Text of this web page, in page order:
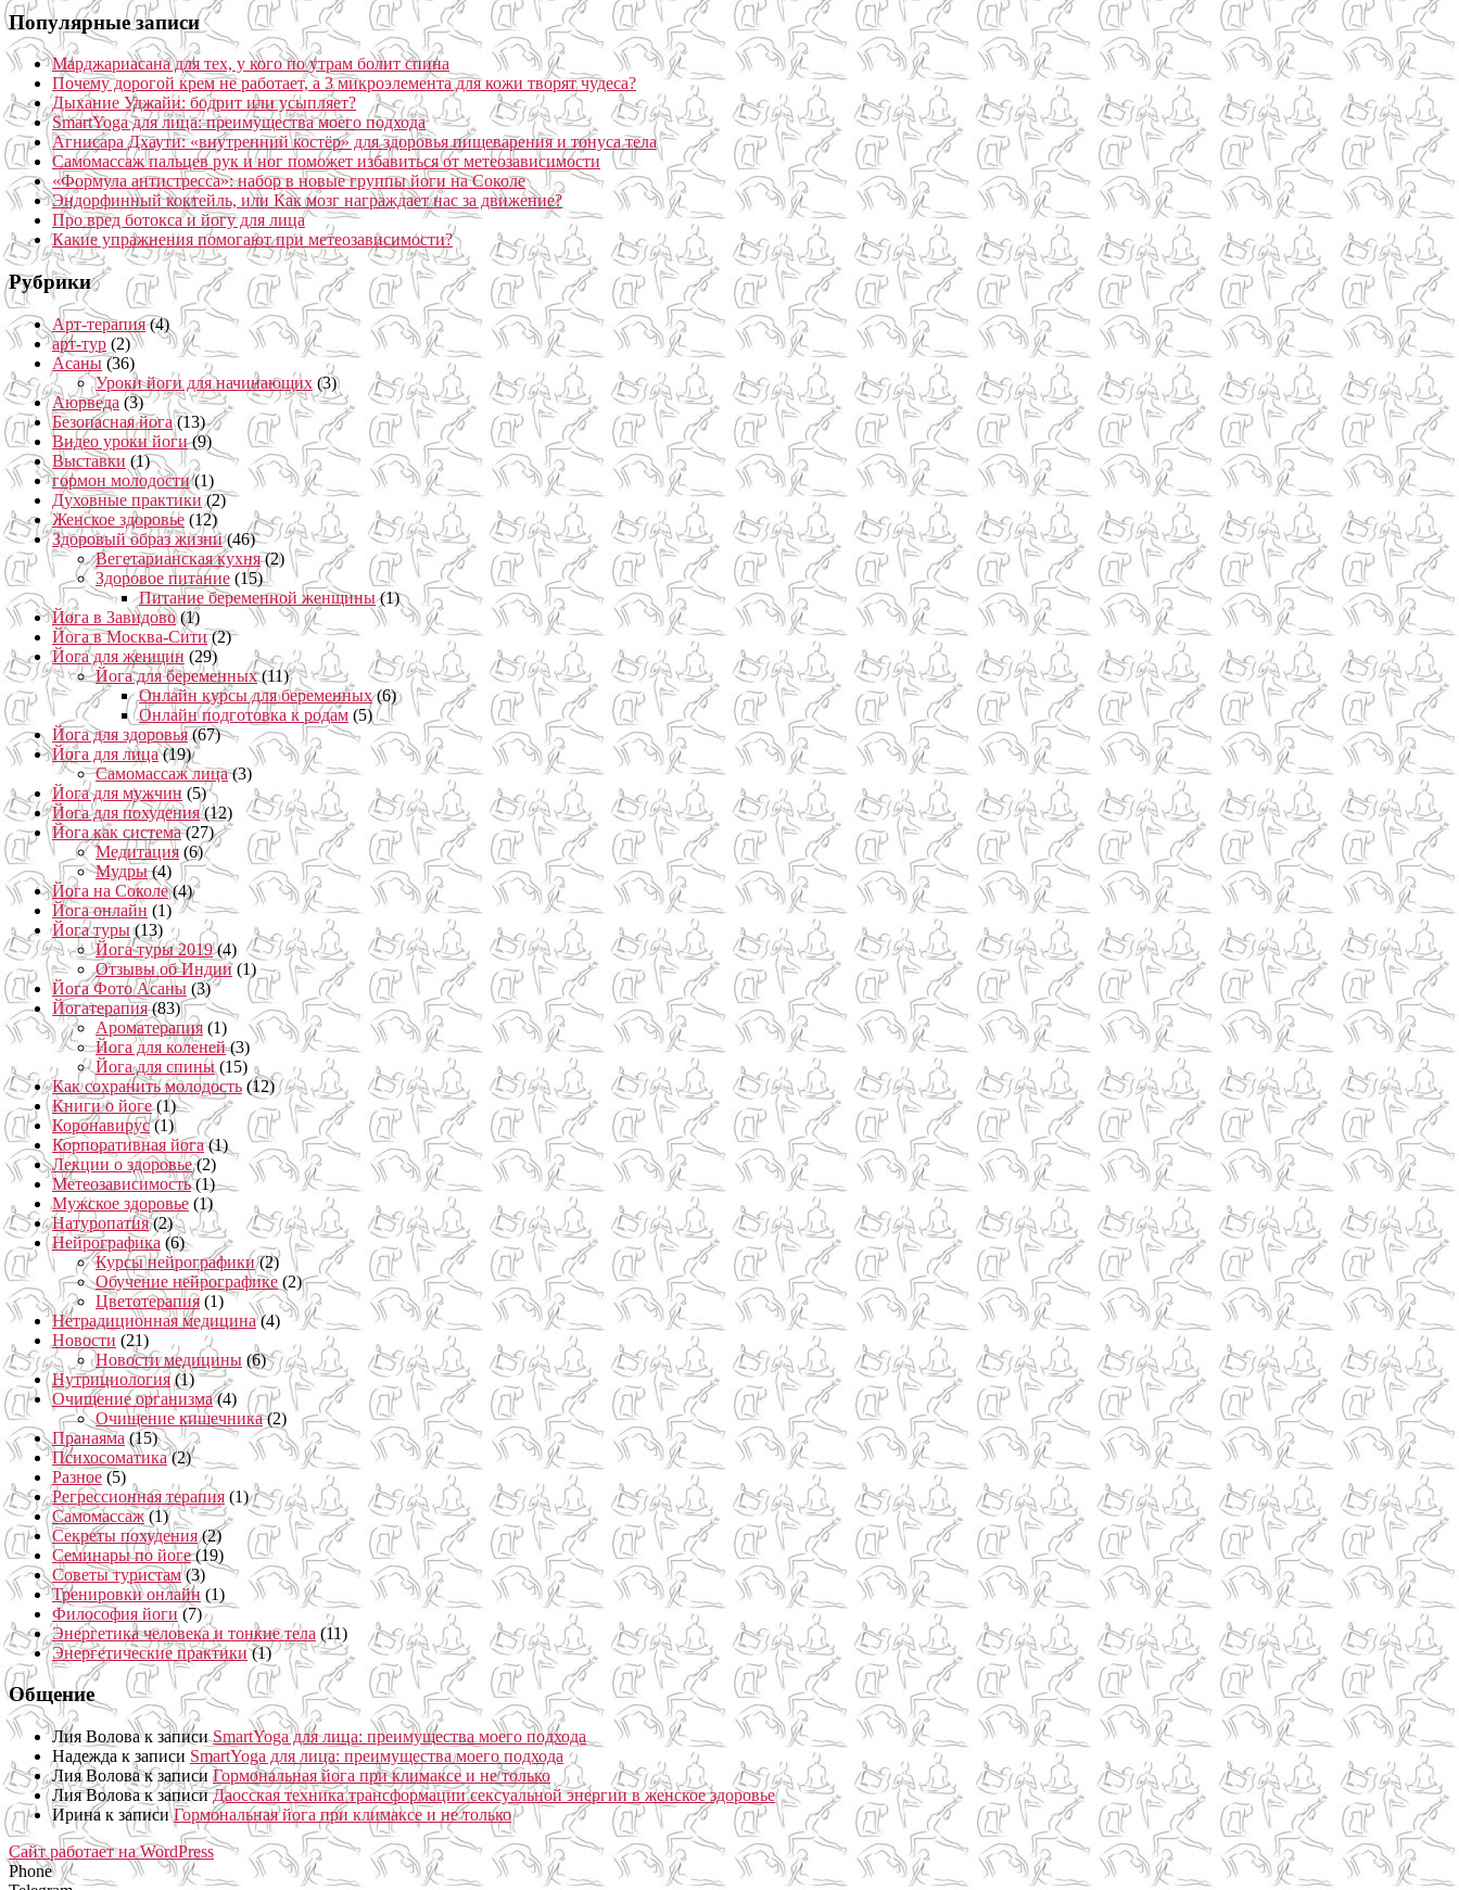
Популярные записи
Марджариасана для тех, у кого по утрам болит спина
Почему дорогой крем не работает, а 3 микроэлемента для кожи творят чудеса?
Дыхание Уджайи: бодрит или усыпляет?
SmartYoga для лица: преимущества моего подхода
Агнисара Дхаути: «внутренний костёр» для здоровья пищеварения и тонуса тела
Самомассаж пальцев рук и ног поможет избавиться от метеозависимости
«Формула антистресса»: набор в новые группы йоги на Соколе
Эндорфинный коктейль, или Как мозг награждает нас за движение?
Про вред ботокса и йогу для лица
Какие упражнения помогают при метеозависимости?
Рубрики
Арт-терапия(4)
арт-тур (2)
Асаны (36)
Уроки йоги для начинающих (3)
Аюрведа (3)
Безопасная йога(13)
Видео уроки йоги(9)
Выставки (1)
гормон молодости(1)
Духовные практики(2)
Женское здоровье (12)
Здоровый образ жизни(46)
Вегетарианская кухня(2)
Здоровое питание (15)
Питание беременной женщины(1)
Йога в Завидово(1)
Йога в Москва-Сити(2)
Йога для женщин (29)
Йога для беременных(11)
Онлайн курсы для беременных(6)
Онлайн подготовка к родам (5)
Йога для здоровья(67)
Йога для лица(19)
Самомассаж лица(3)
Йога для мужчин (5)
Йога для похудения(12)
Йога как система(27)
Медитация (6)
Мудры(4)
Йога на Соколе(4)
Йога онлайн (1)
Йога туры(13)
Йога туры 2019(4)
Отзывы об Индии(1)
Йога Фото Асаны (3)
Йогатерапия(83)
Ароматерапия (1)
Йога для коленей(3)
Йога для спины (15)
Как сохранить молодость (12)
Книги о йоге(1)
Коронавирус(1)
Корпоративная йога(1)
Лекции о здоровье(2)
Метеозависимость(1)
Мужское здоровье (1)
Натуропатия(2)
Нейрографика (6)
Курсы нейрографики(2)
Обучение нейрографике (2)
Цветотерапия (1)
Нетрадиционная медицина(4)
Новости (21)
Новости медицины (6)
Нутрициология(1)
Очищение организма(4)
Очищение кишечника(2)
Пранаяма(15)
Психосоматика(2)
Разное (5)
Регрессионная терапия (1)
Самомассаж(1)
Секреты похудения(2)
Семинары по йоге(19)
Советы туристам(3)
Тренировки онлайн (1)
Философия йоги(7)
Энергетика человека и тонкие тела (11)
Энергетические практики(1)
Общение
Лия Воловак записиSmartYoga для лица: преимущества моего подхода
Надежда к записи SmartYoga для лица: преимущества моего подхода
Лия Воловак записи Гормональная йога при климаксе и не только
Лия Воловак записиДаосская техника трансформации сексуальной энергии в женское здоровье
Ирина к записиГормональная йога при климаксе и не только
Сайт работает на WordPress
Phone